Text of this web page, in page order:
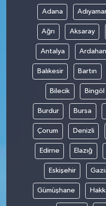
Adana
Ağrı Aksaray
Antalya Ardahan
Balıkesir Bartın
Bilecik Bingöl
Burdur Bursa
Çorum Denizli
Edirne Elazığ
Eskişehir
Gümüşhane